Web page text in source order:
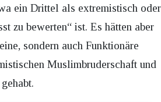
ein Drittel als extremistisch oder
zu bewerten“ ist. Es hätten aber
sondern auch Funktionäre
Muslimbruderschaft und